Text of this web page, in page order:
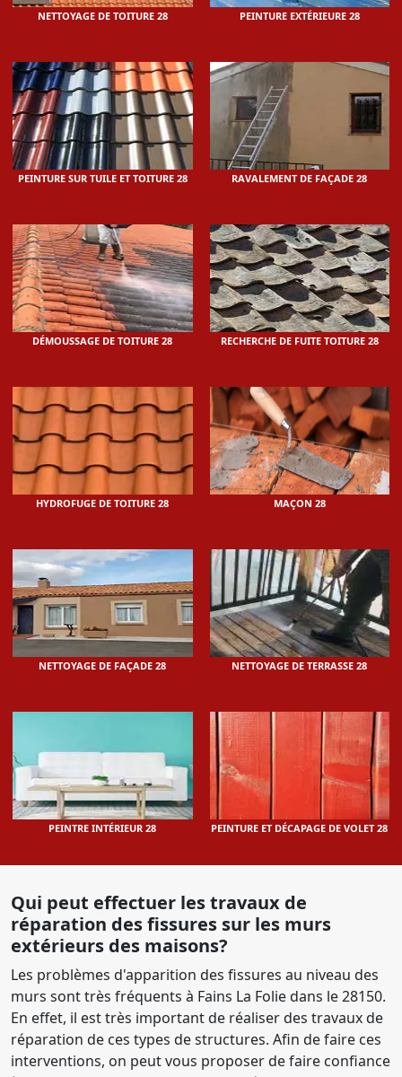
NETTOYAGE DE TOITURE 28 PEINTURE EXTÉRIEURE 28
PEINTURE SUR TUILE ET TOITURE 28 RAVALEMENT DE FAÇADE 28
DÉMOUSSAGE DE TOITURE 28 RECHERCHE DE FUITE TOITURE 28
HYDROFUGE DE TOITURE 28 MAÇON 28
NETTOYAGE DE FAÇADE 28 NETTOYAGE DE TERRASSE 28
PEINTRE INTÉRIEUR 28 PEINTURE ET DÉCAPAGE DE VOLET 28
Qui peut effectuer les travaux de
réparation des fissures sur les murs
extérieurs des maisons?
Les problèmes d'apparition des fissures au niveau des
murs sont très fréquents à Fains La Folie dans le 28150.
En effet, il est très important de réaliser des travaux de
réparation de ces types de structures. Afin de faire ces
interventions, on peut vous proposer de faire confiance